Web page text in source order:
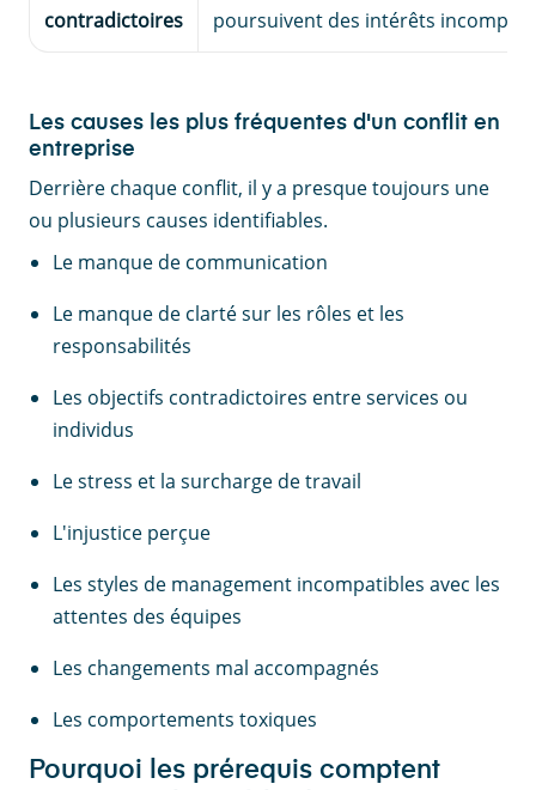
contradictoires
poursuivent des intérêts
Les causes les plus fréquentes d'un conflit en
entreprise
Derrière chaque conflit, il y a presque toujours une
ou plusieurs causes identifiables.
Le manque de communication
Le manque de clarté sur les rôles et les
responsabilités
Les objectifs contradictoires entre services ou
individus
Le stress et la surcharge de travail
L'injustice perçue
Les styles de management incompatibles avec les
attentes des équipes
Les changements mal accompagnés
Les comportements toxiques
Pourquoi les prérequis comptent